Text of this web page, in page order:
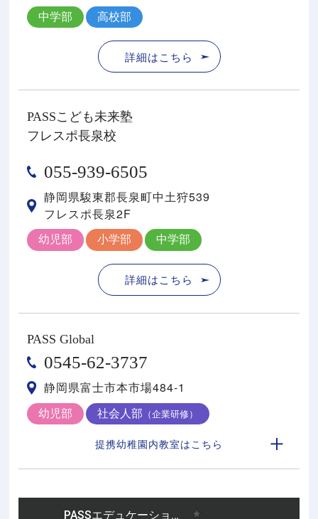
中学部 高校部
詳細はこちら
PASSこども未来塾
フレスポ長泉校
055-939-6505
静岡県駿東郡⻑泉町中⼟狩539
フレスポ⻑泉2F
幼児部 小学部 中学部
詳細はこちら
PASS Global
0545-62-3737
静岡県富士市本市場484-1
幼児部 社会人部 （企業研修）
提携幼稚園内教室はこちら